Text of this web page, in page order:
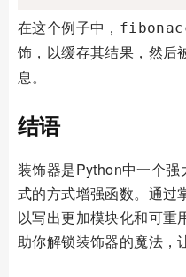
在这个例子中，
饰，以缓存其结果，然后
息。
结语
装饰器是Python中一个
式的方式增强函数。通过
以写出更加模块化和可重
助你解锁装饰器的魔法，